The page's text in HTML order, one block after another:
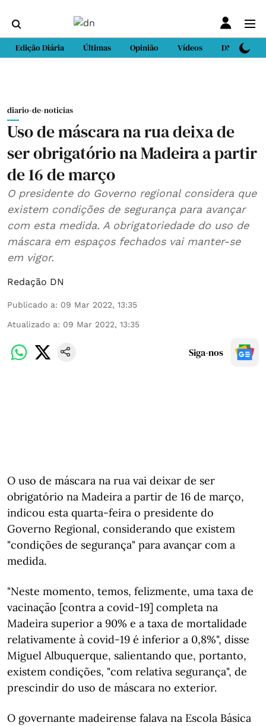
Edição Diária Últimas Opinião Vídeos DN Sport
diario-de-noticias
Uso de máscara na rua deixa de
ser obrigatório na Madeira a partir
de 16 de março
O presidente do Governo regional considera que
existem condições de segurança para avançar
com esta medida. A obrigatoriedade do uso de
máscara em espaços fechados vai manter-se
em vigor.
Redação DN
Publicado a: 09 Mar 2022, 13:35
Atualizado a: 09 Mar 2022, 13:35
Siga-nos
O uso de máscara na rua vai deixar de ser
obrigatório na Madeira a partir de 16 de março,
indicou esta quarta-feira o presidente do
Governo Regional, considerando que existem
"condições de segurança" para avançar com a
medida.
"Neste momento, temos, felizmente, uma taxa de
vacinação [contra a covid-19] completa na
Madeira superior a 90% e a taxa de mortalidade
relativamente à covid-19 é inferior a 0,8%", disse
Miguel Albuquerque, salientando que, portanto,
existem condições, "com relativa segurança", de
prescindir do uso de máscara no exterior.
O governante madeirense falava na Escola Básica